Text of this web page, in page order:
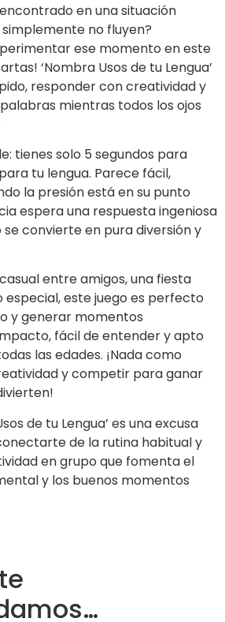
en una situación
no fluyen?
ese momento en este
‘Nombra Usos de tu Lengua’
responder con creatividad y
mientras todos los ojos
tienes solo 5 segundos para
tu lengua. Parece fácil,
la presión está en su punto
espera una respuesta ingeniosa
convierte en pura diversión y
entre amigos, una fiesta
especial, este juego es perfecto
y generar momentos
fácil de entender y apto
las edades. ¡Nada como
y competir para ganar
de tu Lengua’ es una excusa
de la rutina habitual y
en grupo que fomenta el
y los buenos momentos